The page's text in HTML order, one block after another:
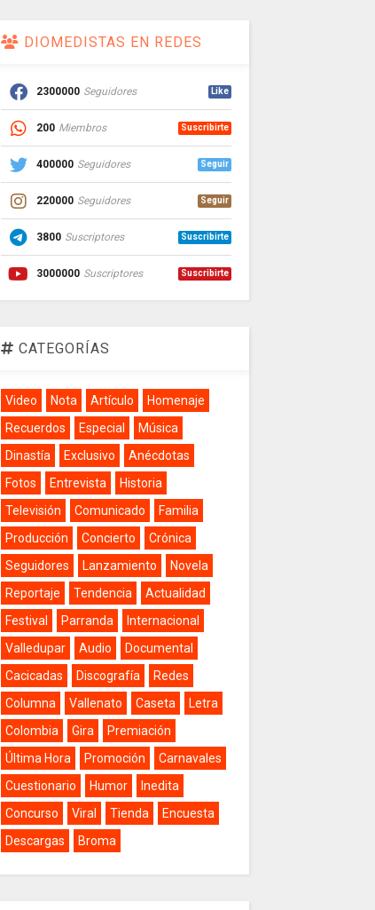
DIOMEDISTAS EN REDES
2300000 Seguidores Like
200 Miembros Suscribirte
400000 Seguidores Seguir
220000 Seguidores Seguir
3800 Suscriptores Suscribirte
3000000 Suscriptores Suscribirte
CATEGORÍAS
Video Nota Artículo
Homenaje
Recuerdos
Especial
Música
Dinastía
Exclusivo
Anécdotas
Fotos
Entrevista
Historia
Televisión
Comunicado
Familia
Producción
Concierto
Crónica
Seguidores
Lanzamiento
Novela
Reportaje
Tendencia
Actualidad
Festival
Parranda
Internacional
Valledupar
Audio
Documental
Cacicadas
Discografía
Redes
Columna
Vallenato Caseta
Letra
Colombia
Gira
Premiación
Última Hora
Promoción
Carnavales
Cuestionario
Humor
Inedita
Concurso
Viral Tienda
Encuesta
Descargas
Broma